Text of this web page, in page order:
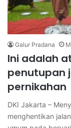
Galur Pradana
Ini adalah
penutupan
pernikahan
DKI Jakarta –
menghentikan